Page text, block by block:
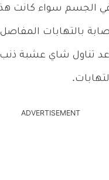
الجسم سواء كانت
بالتهابات
تناول شاي عشبة ذنب
ADVERTISEMENT